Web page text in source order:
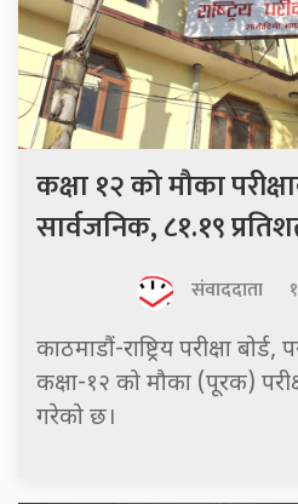
कक्षा १२ को मौका
सार्वजनिक, ८१.१९ प्रतिशत
संवाददाता
काठमाडौं-राष्ट्रिय परीक्षा बोर्ड,
कक्षा-१२ को मौका (पूरक)
गरेको छ।